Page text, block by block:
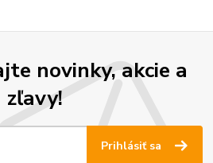
novinky, akcie a
zľavy!
Prihlásiť sa